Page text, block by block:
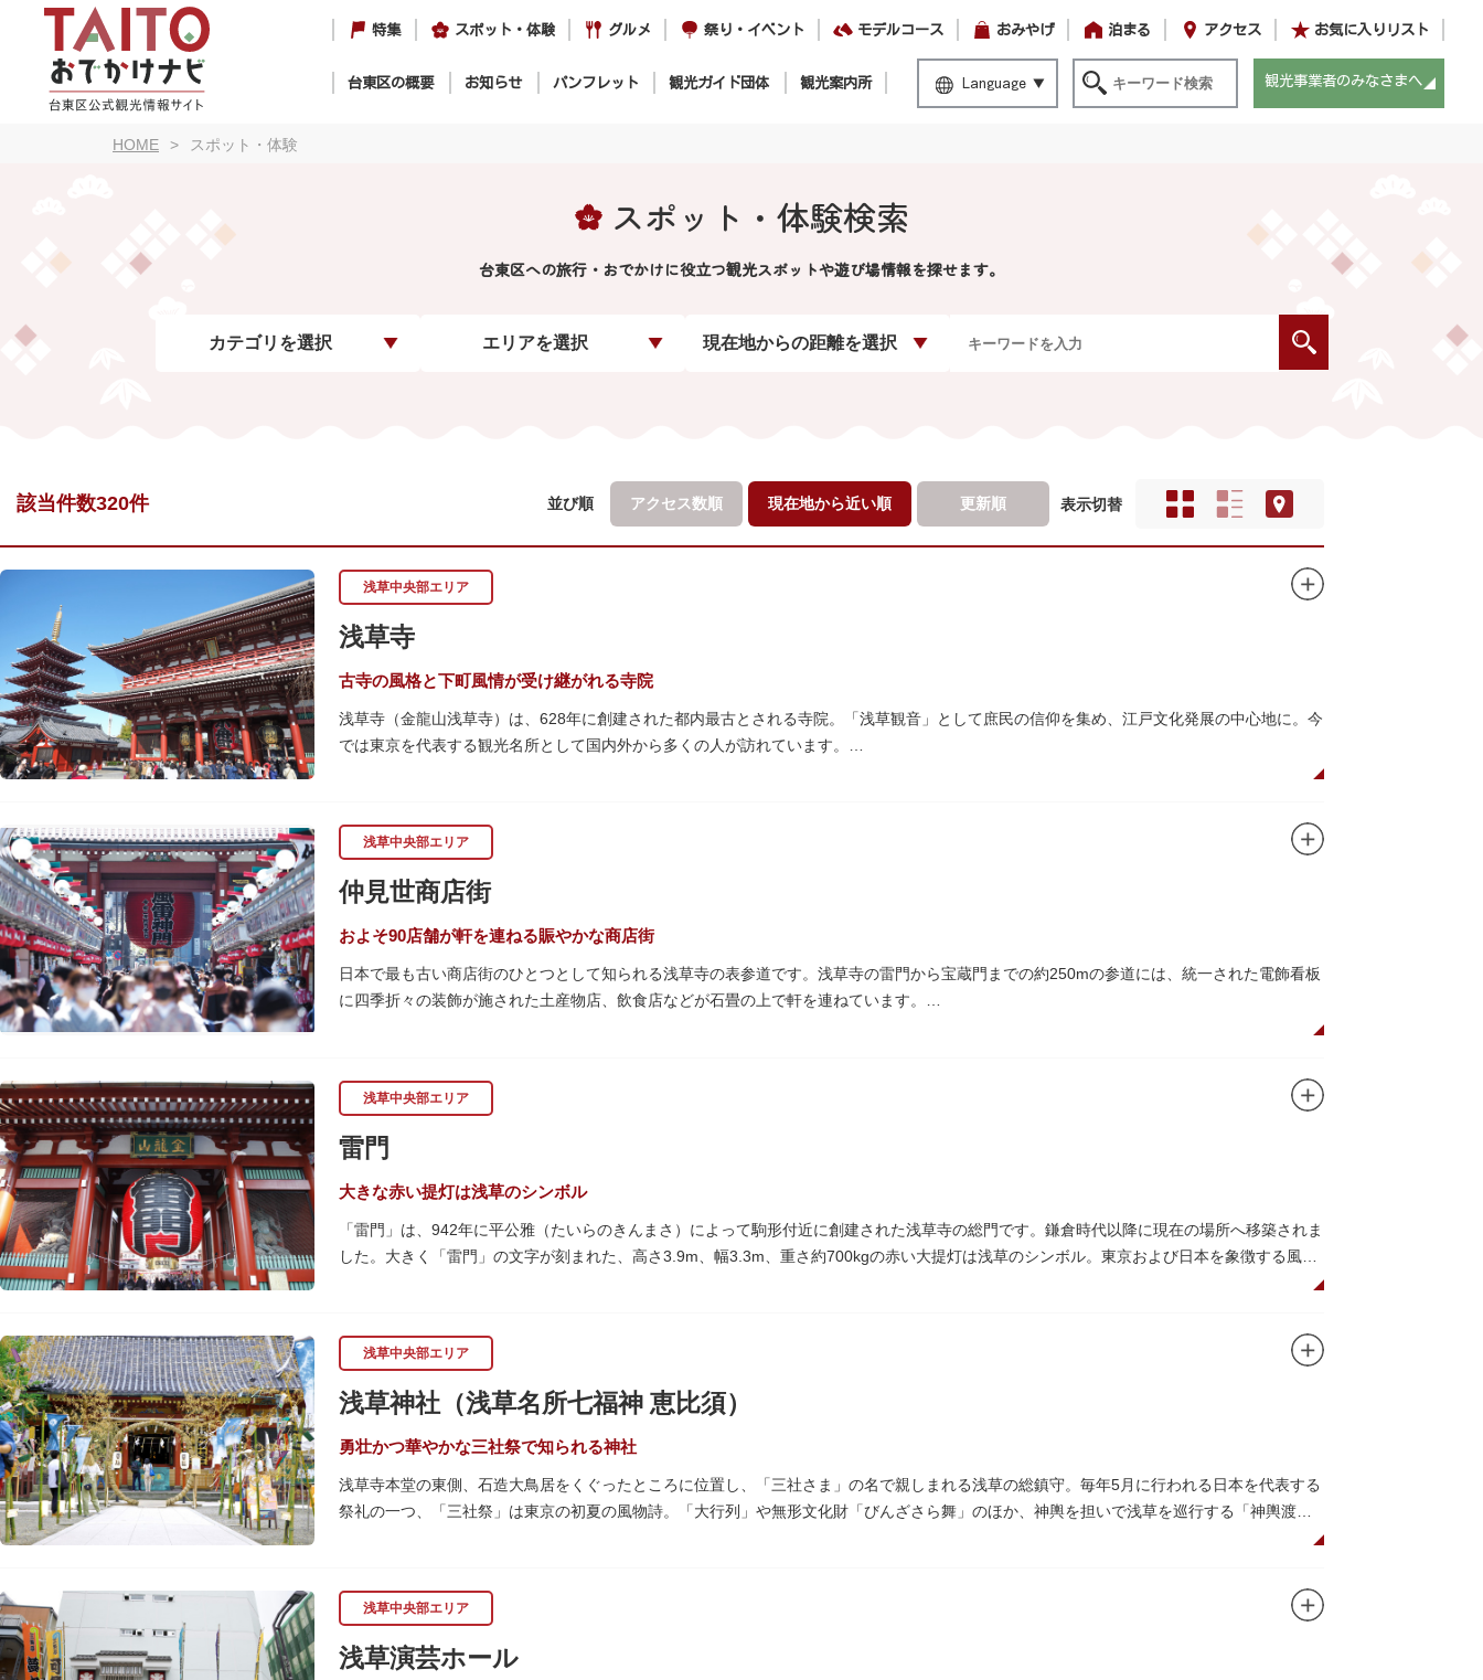
特集 スポット・体験 グルメ 祭り・イベント モデルコース おみやげ 泊まる アクセス お気に入りリスト
台東区の概要 お知らせ パンフレット 観光ガイド団体 観光案内所 Language 観光事業者のみなさまへ
HOME スポット・体験
スポット・体験検索
台東区への旅行・おでかけに役立つ観光スポットや遊び場情報を探せます。
カテゴリを選択 エリアを選択 現在地からの距離を選択
該当件数320件 並び順 アクセス数順 現在地から近い順 更新順 表示切替
浅草中央部エリア
浅草寺
古寺の風格と下町風情が受け継がれる寺院
浅草寺（金龍山浅草寺）は、628年に創建された都内最古とされる寺院。「浅草観音」として庶民の信仰を集め、江戸文化発展の中心地に。今
では東京を代表する観光名所として国内外から多くの人が訪れています。
ぶ山門「宝蔵門」が建ち、参拝客を堂々と迎えてくれます。本堂前には、邪気を払うご利益があるといわれる常香炉（じょうこうろ）が鎮
座。参拝前に煙を浴びて身を清めましょう。「観音堂」とも呼ばれる本堂にはご本尊の聖観世音菩薩が祀られており、毎日定時に法要が執り
行われています。
境内の歴史ある建造物も必見です。ひと際目立つ五重塔、国指定重要文化財の二天門、浅草名所七福神のひとつ・大黒天が祀られた影向堂
（ようごうどう）など、悠久の時に思いを馳せて見学をお楽しみください。
日没後はライトアップされ、朱塗りの建物がより一層鮮やかに浮かび上がります。昼間は約90店舗が軒を連ねる仲見世のお店も閉まり、シャ
ッターに描かれた「浅草絵巻」を楽しめるのも夜の醍醐味。撮影スポットやデートスポットにもおすすめです。昼間と比べて人が少なくゆっ
浅草中央部エリア
仲見世商店街
およそ90店舗が軒を連ねる賑やかな商店街
日本で最も古い商店街のひとつとして知られる浅草寺の表参道です。浅草寺の雷門から宝蔵門までの約250mの参道には、統一された電飾看板
に四季折々の装飾が施された土産物店、飲食店などが石畳の上で軒を連ねています。
り、焼き立て、作り立ての味を堪能できるのも魅力。下町っ子の威勢の良い売り声が飛び交うなか、お気に入りのお土産探しをお楽しみくだ
さい。
浅草中央部エリア
雷門
大きな赤い提灯は浅草のシンボル
「雷門」は、942年に平公雅（たいらのきんまさ）によって駒形付近に創建された浅草寺の総門です。鎌倉時代以降に現在の場所へ移築されま
した。大きく「雷門」の文字が刻まれた、高さ3.9m、幅3.3m、重さ約700kgの赤い大提灯は浅草のシンボル。東京および日本を象徴する風景
ろ。正式名称の「風雷神門」は、門の左右に立つ2体の彫像、風神像と雷神像に由来します。日没から23時頃までは雷門や浅草寺がライトアッ
プされ、昼間とは違った荘厳な雰囲気に包まれます。
何度も焼失と再建を繰り返し、現在の雷門は1960年に松下電器産業（現パナソニック）の松下幸之助氏の寄進により再建されたものです。
浅草中央部エリア
浅草神社（浅草名所七福神 恵比須）
勇壮かつ華やかな三社祭で知られる神社
浅草寺本堂の東側、石造大鳥居をくぐったところに位置し、「三社さま」の名で親しまれる浅草の総鎮守。毎年5月に行われる日本を代表する
祭礼の一つ、「三社祭」は東京の初夏の風物詩。「大行列」や無形文化財「びんざさら舞」のほか、神輿を担いで浅草を巡行する「神輿渡
や災厄から逃れ、福徳があると伝えられる行事です。
本殿には浅草寺のご本尊である聖観世音菩薩像を見つけた漁師の兄弟とともに、尊像として奉安した郷土の文化人、土師真中知（はじのなか
とも）の3人が祀られています。江戸時代に徳川家光が寄進した社殿は本殿・幣殿と拝殿の間が渡り廊下で繋がる建築様式。国の重要文化財に
浅草中央部エリア
浅草演芸ホール